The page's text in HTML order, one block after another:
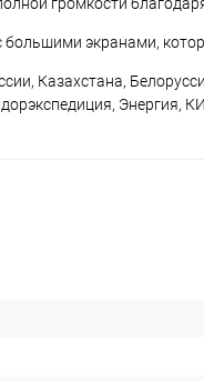
большими экранами,
Казахстана,
Энергия,